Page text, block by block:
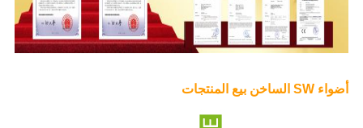
أضواء SW الساخن بيع المنتجات